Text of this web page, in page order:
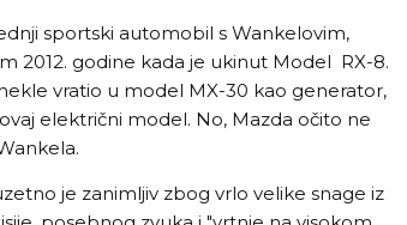
sportski automobil s Wankelovim,
2012. godine kada je ukinut Model RX-8.
vratio u model MX-30 kao generator,
električni model. No, Mazda očito ne
je zanimljiv zbog vrlo velike snage iz